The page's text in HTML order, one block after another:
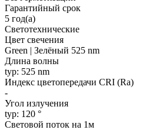
Гарантийный срок
5 год(а)
Светотехнические
Цвет свечения
Green | Зелёный 525 nm
Длина волны
typ: 525 nm
Индекс цветопередачи CRI (Ra)
-
Угол излучения
typ: 120 °
Световой поток на 1м